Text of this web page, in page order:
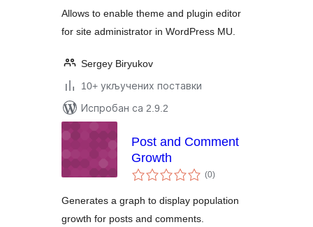
Allows to enable theme and plugin editor
for site administrator in WordPress MU.
Sergey Biryukov
10+ укључених поставки
Испробан са 2.9.2
Post and Comment
Growth
(0укупних
оцена
)
Generates a graph to display population
growth for posts and comments.